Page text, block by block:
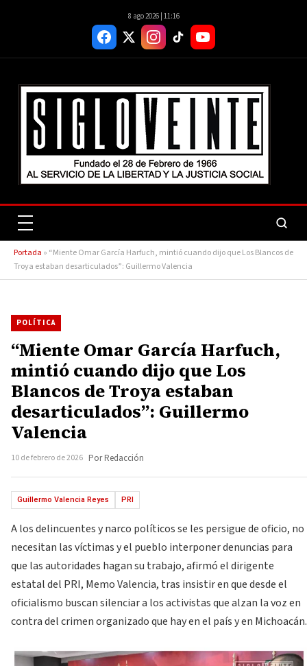
8 ago 2026 | 11:16
Portada » “Miente Omar García Harfuch, mintió cuando dijo que Los Blancos de
Troya estaban desarticulados”: Guillermo Valencia
POLÍTICA
“Miente Omar García Harfuch,
mintió cuando dijo que Los
Blancos de Troya estaban
desarticulados”: Guillermo
Valencia
10 de febrero de 2026 Por Redacción
Guillermo Valencia Reyes PRI
A los delincuentes y narco políticos se les persigue de oficio, no
necesitan las víctimas y el pueblo interponer denuncias para
que las autoridades hagan su trabajo, afirmó el dirigente
estatal del PRI, Memo Valencia, tras insistir en que desde el
oficialismo buscan silenciar a los activistas que alzan la voz en
contra del crimen organizado que hay en el país y en Michoacán.